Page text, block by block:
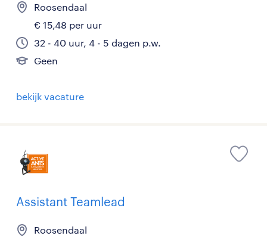
Roosendaal
€ 15,48 per uur
32 - 40 uur, 4 - 5 dagen p.w.
Geen
bekijk vacature
Assistant Teamlead
Roosendaal